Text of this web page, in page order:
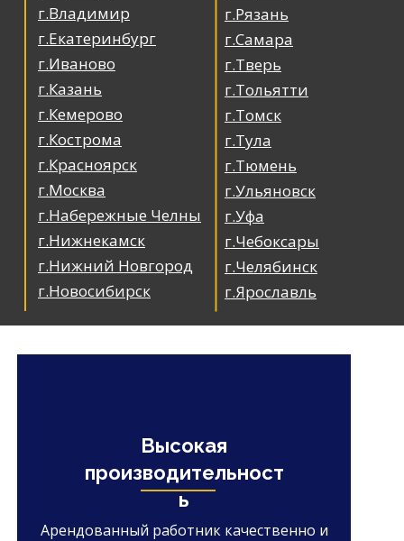
г.Рязань
г.Самара
г.Тверь
г.Тольятти
г.Томск
г.Тула
г.Тюмень
г.Ульяновск
г.Уфа
г.Чебоксары
г.Челябинск
г.Ярославль
г.Владимир
г.Екатеринбург
г.Иваново
г.Казань
г.Кемерово
г.Кострома
г.Красноярск
г.Москва
г.Набережные Челны
г.Нижнекамск
г.Нижний Новгород
г.Новосибирск
Высокая
производительност
ь
Арендованный работник качественно и